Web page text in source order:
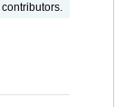
contributors.